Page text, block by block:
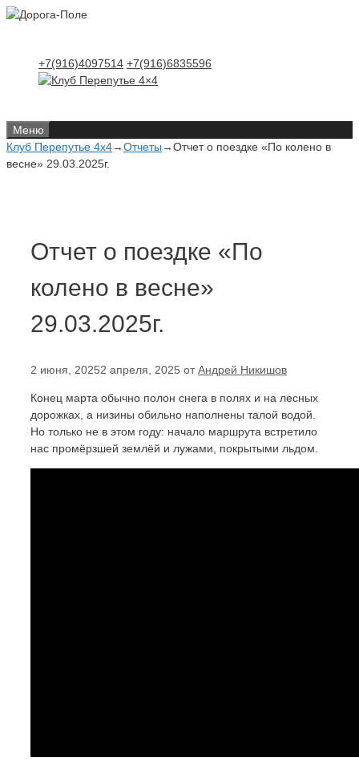
Перейти
Перейти
+7(916)4097514 +7(916)6835596
Меню
Клуб Перепутье 4x4→Отчеты→Отчет о поездке «По колено в
весне» 29.03.2025г.
Отчет о поездке «По
колено в весне»
29.03.2025г.
2 июня, 20252 апреля, 2025 отАндрей Никишов
Конец марта обычно полон снега в полях и на лесных
дорожках, а низины обильно наполнены талой водой.
Но только не в этом году: начало маршрута встретило
нас промёрзшей землёй и лужами, покрытыми льдом.